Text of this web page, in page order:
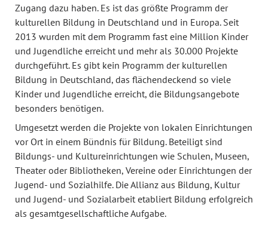
Zugang dazu haben. Es ist das größte Programm der
kulturellen Bildung in Deutschland und in Europa. Seit
2013 wurden mit dem Programm fast eine Million Kinder
und Jugendliche erreicht und mehr als 30.000 Projekte
durchgeführt. Es gibt kein Programm der kulturellen
Bildung in Deutschland, das flächendeckend so viele
Kinder und Jugendliche erreicht, die Bildungsangebote
besonders benötigen.
Umgesetzt werden die Projekte von lokalen Einrichtungen
vor Ort in einem Bündnis für Bildung. Beteiligt sind
Bildungs- und Kultureinrichtungen wie Schulen, Museen,
Theater oder Bibliotheken, Vereine oder Einrichtungen der
Jugend- und Sozialhilfe. Die Allianz aus Bildung, Kultur
und Jugend- und Sozialarbeit etabliert Bildung erfolgreich
als gesamtgesellschaftliche Aufgabe.